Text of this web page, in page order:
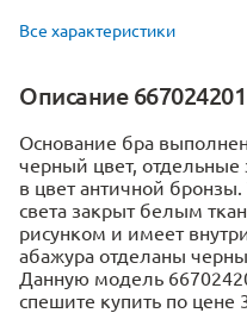
Все характеристики
Описание 667024201
Основание бра
черный цвет,
в цвет античной
света закрыт белым
рисунком и имеет
абажура отделаны
Данную модель
спешите купить по цене